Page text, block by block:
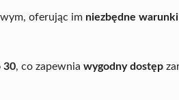
oferując im niezbędne warunki
30, co zapewnia wygodny dostęp